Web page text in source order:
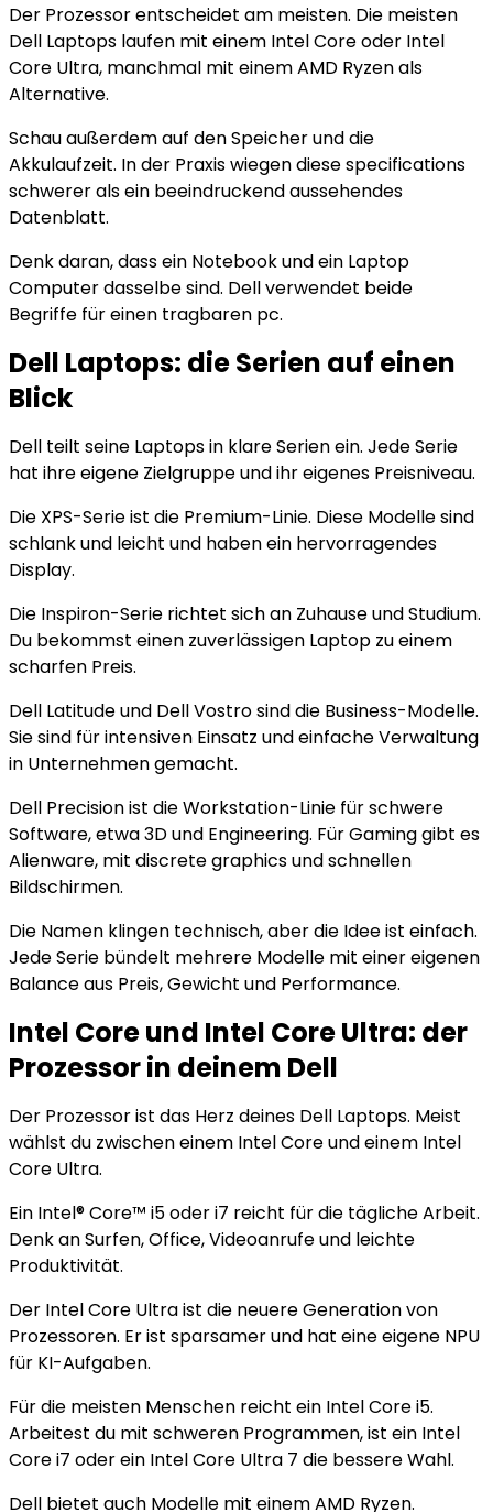
Der Prozessor entscheidet am meisten. Die meisten
Dell Laptops laufen mit einem Intel Core oder Intel
Core Ultra, manchmal mit einem AMD Ryzen als
Alternative.
Schau außerdem auf den Speicher und die
Akkulaufzeit. In der Praxis wiegen diese specifications
schwerer als ein beeindruckend aussehendes
Datenblatt.
Denk daran, dass ein Notebook und ein Laptop
Computer dasselbe sind. Dell verwendet beide
Begriffe für einen tragbaren pc.
Dell Laptops: die Serien auf einen
Blick
Dell teilt seine Laptops in klare Serien ein. Jede Serie
hat ihre eigene Zielgruppe und ihr eigenes Preisniveau.
Die XPS-Serie ist die Premium-Linie. Diese Modelle sind
schlank und leicht und haben ein hervorragendes
Display.
Die Inspiron-Serie richtet sich an Zuhause und Studium.
Du bekommst einen zuverlässigen Laptop zu einem
scharfen Preis.
Dell Latitude und Dell Vostro sind die Business-Modelle.
Sie sind für intensiven Einsatz und einfache Verwaltung
in Unternehmen gemacht.
Dell Precision ist die Workstation-Linie für schwere
Software, etwa 3D und Engineering. Für Gaming gibt es
Alienware, mit discrete graphics und schnellen
Bildschirmen.
Die Namen klingen technisch, aber die Idee ist einfach.
Jede Serie bündelt mehrere Modelle mit einer eigenen
Balance aus Preis, Gewicht und Performance.
Intel Core und Intel Core Ultra: der
Prozessor in deinem Dell
Der Prozessor ist das Herz deines Dell Laptops. Meist
wählst du zwischen einem Intel Core und einem Intel
Core Ultra.
Ein Intel® Core™ i5 oder i7 reicht für die tägliche Arbeit.
Denk an Surfen, Office, Videoanrufe und leichte
Produktivität.
Der Intel Core Ultra ist die neuere Generation von
Prozessoren. Er ist sparsamer und hat eine eigene NPU
für KI-Aufgaben.
Für die meisten Menschen reicht ein Intel Core i5.
Arbeitest du mit schweren Programmen, ist ein Intel
Core i7 oder ein Intel Core Ultra 7 die bessere Wahl.
Dell bietet auch Modelle mit einem AMD Ryzen.